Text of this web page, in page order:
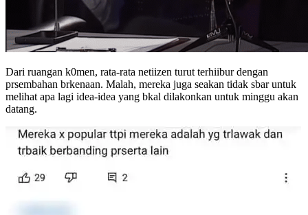
Dari ruangan k0men, rata-rata netiizen turut terhiibur dengan
prsembahan brkenaan. Malah, mereka juga seakan tidak sbar untuk
melihat apa lagi idea-idea yang bkal dilakonkan untuk minggu akan
datang.